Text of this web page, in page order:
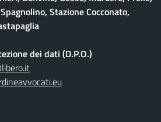
Stazione Cocconato,
dei dati (D.P.O.)